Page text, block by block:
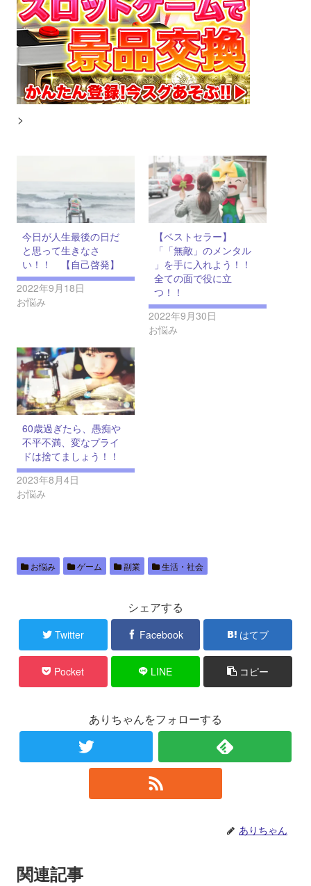
>
今日が人生最後の日だ
と思って生きなさ
い！！ 【自己啓発】
2022年9月18日
お悩み
【ベストセラー】
「「無敵」のメンタル
」を手に入れよう！！
全ての面で役に立
つ！！
2022年9月30日
お悩み
60歳過ぎたら、愚痴や
不平不満、変なプライ
ドは捨てましょう！！
2023年8月4日
お悩み
お悩み ゲーム 副業 生活・社会
シェアする
Twitter Facebook はてブ
Pocket LINE コピー
ありちゃんをフォローする
ありちゃん
関連記事